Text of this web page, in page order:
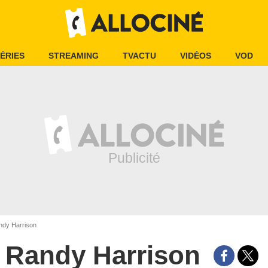
STREAMING TVACTU VIDÉOS VOD
Harrison
Randy Harrison